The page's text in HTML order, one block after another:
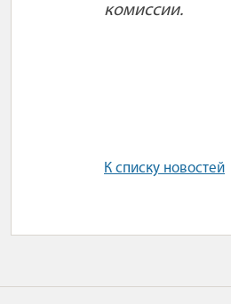
комиссии.
К списку новостей